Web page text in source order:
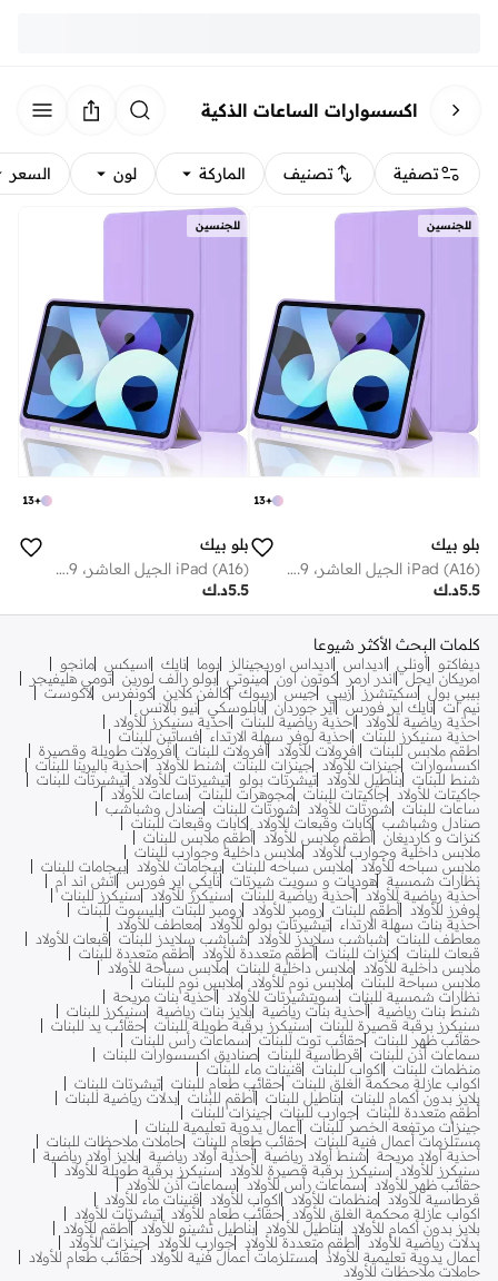
اكسسوارات الساعات الذكية
تصفية تصنيف الماركة لون السعر
للجنسين
+
13
بلو بيك
iPad (A16) الجيل العاشر، iPad 10.9 بوصة مع حامل قلم رصاص، غطاء خلفي ناعم من مادة TPU رفيع وواقي ذكي ثلاثي الطي، تنبيه/سكون تلقائي، أرجواني
د.ك5.5
للجنسين
+
13
بلو بيك
iPad (A16) الجيل العاشر، iPad 10.9 بوصة مع حامل قلم رصاص، غطاء خلفي ناعم من مادة TPU رفيع وواقي ذكي ثلاثي الطي، تنبيه/سكون تلقائي، أرجواني
د.ك5.5
كلمات البحث الأكثر شيوعا
ديفاكتو أونلي اديداس اديداس اوريجينالز بوما نايك اسيكس مانجو
امريكان ايجل
اندر ارمر كوتون اون مينوتي بولو رالف لورين تومي هليفيجر
بيبي بول
سكيتشرز زيبي جيس ريبوك كالفن كلاين كونفرس لاكوست
نيم ات نايك اير فورس اير جوردان بابلوسكي نيو بالانس
احذية رياضية للأولاد
احذية رياضية للبنات
احذية سنيكرز للأولاد
احذية سنيكرز للبنات
احذية لوفر سهلة الارتداء
فساتين للبنات
اطقم ملابس للبنات
افرولات للأولاد افرولات للبنات
افرولات طويلة وقصيرة
اكسسوارات جينزات للأولاد جينزات للبنات شنط للأولاد
احذية باليرينا للبنات
شنط للبنات بناطيل للأولاد تيشرتات بولو تيشيرتات للأولاد
تيشيرتات للبنات
جاكيتات للأولاد
جاكيتات للبنات مجوهرات للبنات
ساعات للأولاد
ساعات للبنات
شورتات للأولاد شورتات للبنات صنادل وشباشب
صنادل وشباشب كابات وقبعات للأولاد
كابات وقبعات للبنات
كنزات و كارديغان أطقم ملابس للأولاد
أطقم ملابس للبنات
ملابس داخلية وجوارب للأولاد
ملابس داخلية وجوارب للبنات
ملابس سباحه للأولاد ملابس سباحه للبنات بيجامات للأولاد
بيجامات للبنات
نظارات شمسية هوديات و سويت شيرتات نايكي اير فورس
اتش اند ام
أحذية رياضية للأولاد أحذية رياضية للبنات سنيكرز للأولاد
سنيكرز للبنات
لوفرز للأولاد
أطقم للبنات رومبر للأولاد رومبر للبنات بليسوت للبنات
أحذية بنات سهلة الارتداء
تيشيرتات بولو للأولاد معاطف للأولاد
معاطف للبنات
شباشب سلايدز للأولاد شباشب سلايدز للبنات
قبعات للأولاد
قبعات للبنات كنزات للبنات أطقم متعددة للأولاد
أطقم متعددة للبنات
ملابس داخلية للأولاد
ملابس داخلية للبنات ملابس سباحة للأولاد
ملابس سباحة للبنات ملابس نوم للأولاد
ملابس نوم للبنات
نظارات شمسية للبنات
سويتشيرتات للأولاد
أحذية بنات مريحة
شنط بنات رياضية أحذية بنات رياضية بلايز بنات رياضية
سنيكرز للبنات
سنيكرز برقبة قصيرة للبنات
سنيكرز برقبة طويلة للبنات حقائب يد للبنات
حقائب ظهر للبنات حقائب توت للبنات
سماعات رأس للبنات
سماعات أذن للبنات
قرطاسية للبنات صناديق اكسسوارات للبنات
منظمات للبنات
اكواب للبنات
قنينات ماء للبنات
اكواب عازلة محكمة الغلق للبنات حقائب طعام للبنات تيشرتات للبنات
بلايز بدون أكمام للبنات بناطيل للبنات أطقم للبنات بدلات رياضية للبنات
أطقم متعددة للبنات جوارب للبنات جينزات للبنات
جينزات مرتفعة الخصر للبنات أعمال يدوية تعليمية للبنات
مستلزمات أعمال فنية للبنات حقائب طعام للبنات حاملات ملاحظات للبنات
أحذية أولاد مريحة
شنط أولاد رياضية أحذية أولاد رياضية بلايز أولاد رياضية
سنيكرز للأولاد
سنيكرز برقبة قصيرة للأولاد
سنيكرز برقبة طويلة للأولاد
حقائب ظهر للأولاد
سماعات رأس للأولاد
سماعات أذن للأولاد
قرطاسية للأولاد منظمات للأولاد اكواب للأولاد
قنينات ماء للأولاد
اكواب عازلة محكمة الغلق للأولاد
حقائب طعام للأولاد
تيشرتات للأولاد
بلايز بدون أكمام للأولاد
بناطيل للأولاد بناطيل تشينو للأولاد
أطقم للأولاد
بدلات رياضية للأولاد أطقم متعددة للأولاد جوارب للأولاد جينزات للأولاد
أعمال يدوية تعليمية للأولاد
مستلزمات أعمال فنية للأولاد
حقائب طعام للأولاد
حاملات ملاحظات للأولاد